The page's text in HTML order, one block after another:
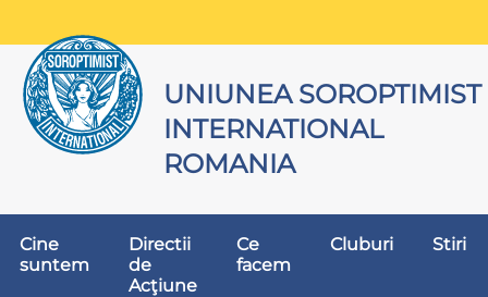
UNIUNEA SOROPTIMIST
INTERNATIONAL
ROMANIA
Cine
suntem
Directii
de
Acţiune
Ce
facem
Cluburi Stiri